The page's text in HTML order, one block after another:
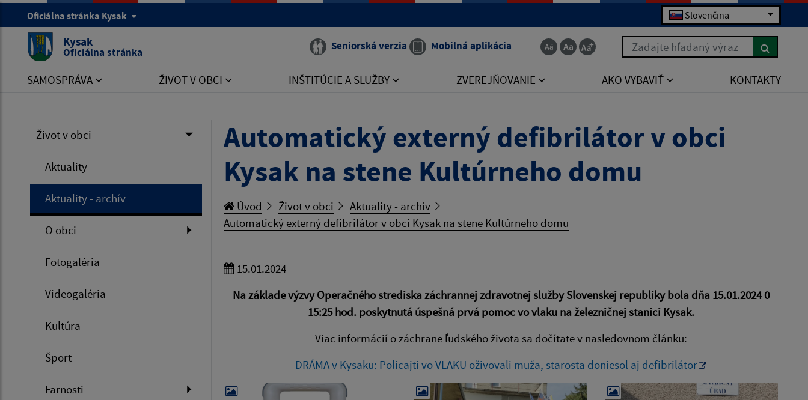
Oficiálna stránka Kysak Slovenčina
Kysak
Oficiálna stránka Seniorská verzia Mobilná aplikácia Zadajte hľadaný výraz
SAMOSPRÁVA ŽIVOT V OBCI INŠTITÚCIE A SLUŽBY ZVEREJŇOVANIE AKO VYBAVIŤ KONTAKTY
Život v obci
Aktuality
Aktuality - archív
O obci
Fotogaléria
Videogaléria
Kultúra
Šport
Farnosti
Automatický externý defibrilátor v obci
Kysak na stene Kultúrneho domu
Úvod Život v obci
Aktuality - archív
Automatický externý defibrilátor v obci Kysak na stene Kultúrneho domu
15.01.2024
Na základe výzvy Operačného strediska záchrannej zdravotnej služby Slovenskej republiky bola dňa 15.01.2024 0
15:25 hod. poskytnutá úspešná prvá pomocvo vlaku na železničnej stanici Kysak.
Viac informácií o záchrane ľudského života sa dočítate v nasledovnom článku:
DRÁMA v Kysaku: Policajti vo VLAKU oživovali muža, starosta doniesol aj defibrilátor